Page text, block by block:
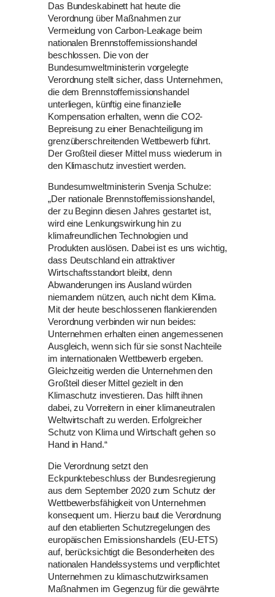
Das Bundeskabinett hat heute die
Verordnung über Maßnahmen zur
Vermeidung von Carbon-Leakage beim
nationalen Brennstoffemissionshandel
beschlossen. Die von der
Bundesumweltministerin vorgelegte
Verordnung stellt sicher, dass Unternehmen,
die dem Brennstoffemissionshandel
unterliegen, künftig eine finanzielle
Kompensation erhalten, wenn die CO2-
Bepreisung zu einer Benachteiligung im
grenzüberschreitenden Wettbewerb führt.
Der Großteil dieser Mittel muss wiederum in
den Klimaschutz investiert werden.
Bundesumweltministerin Svenja Schulze:
„Der nationale Brennstoffemissionshandel,
der zu Beginn diesen Jahres gestartet ist,
wird eine Lenkungswirkung hin zu
klimafreundlichen Technologien und
Produkten auslösen. Dabei ist es uns wichtig,
dass Deutschland ein attraktiver
Wirtschaftsstandort bleibt, denn
Abwanderungen ins Ausland würden
niemandem nützen, auch nicht dem Klima.
Mit der heute beschlossenen flankierenden
Verordnung verbinden wir nun beides:
Unternehmen erhalten einen angemessenen
Ausgleich, wenn sich für sie sonst Nachteile
im internationalen Wettbewerb ergeben.
Gleichzeitig werden die Unternehmen den
Großteil dieser Mittel gezielt in den
Klimaschutz investieren. Das hilft ihnen
dabei, zu Vorreitern in einer klimaneutralen
Weltwirtschaft zu werden. Erfolgreicher
Schutz von Klima und Wirtschaft gehen so
Hand in Hand.“
Die Verordnung setzt den
Eckpunktebeschluss der Bundesregierung
aus dem September 2020 zum Schutz der
Wettbewerbsfähigkeit von Unternehmen
konsequent um. Hierzu baut die Verordnung
auf den etablierten Schutzregelungen des
europäischen Emissionshandels (EU-ETS)
auf, berücksichtigt die Besonderheiten des
nationalen Handelssystems und verpflichtet
Unternehmen zu klimaschutzwirksamen
Maßnahmen im Gegenzug für die gewährte